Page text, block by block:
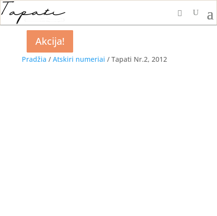
Pradžia / Atskiri numeriai / Tapati Nr.2, 2012
Akcija!
Akcija!
Akcija!
Akcija!